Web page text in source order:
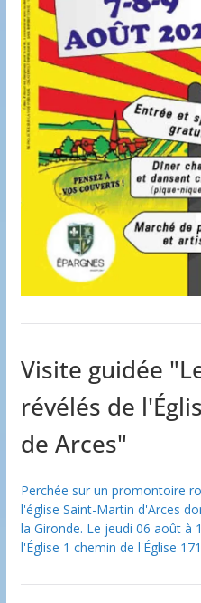
Visite guidée
révélés de
de Arces"
Perchée sur un promontoire
l'église Saint-Martin d'Arces
la Gironde. Le jeudi 06 août à
l'Église 1 chemin de l'Église